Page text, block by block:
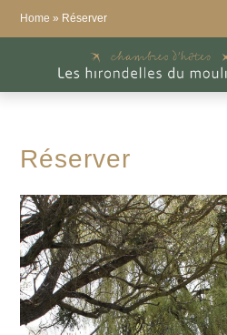
Home » Réserver
Réserver